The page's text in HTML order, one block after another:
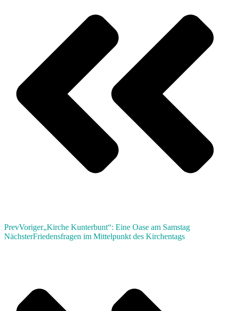
PrevVoriger„Kirche Kunterbunt“: Eine Oase am Samstag
NächsterFriedensfragen im Mittelpunkt des Kirchentags